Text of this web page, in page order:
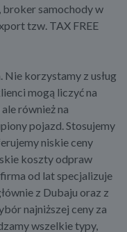
broker samochody w
tzw. TAX FREE
korzystamy z usług
mogą liczyć na
również na
pojazd. Stosujemy
niskie ceny
koszty odpraw
od lat specjalizuje
z Dubaju oraz z
najniższej ceny za
wszelkie typy,